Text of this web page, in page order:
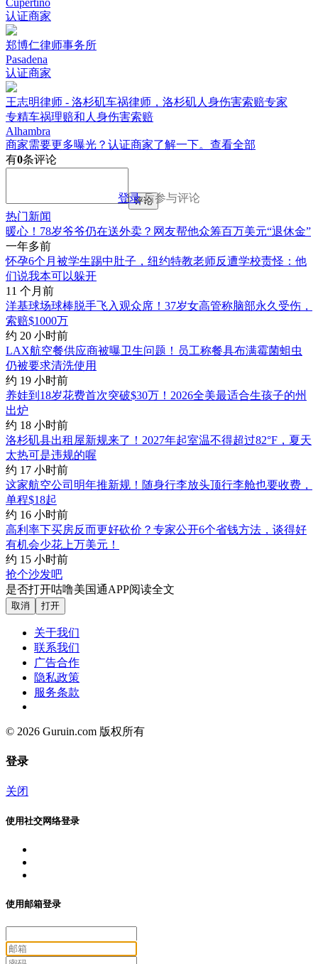
认证商家
郑博仁律师事务所
Pasadena
认证商家
王志明律师 - 洛杉矶车祸律师，洛杉矶人身伤害索赔专家
专精车祸理赔和人身伤害索赔
Alhambra
商家需要更多曝光？认证商家了解一下。 查看全部
有0条评论
登录后参与评论
评论
热门新闻
暖心！78岁爷爷仍在送外卖？网友帮他众筹百万美元“退休金”
一年多前
怀孕6个月被学生踢中肚子，纽约特教老师反遭学校责怪：他
们说我本可以躲开
11 个月前
洋基球场球棒脱手飞入观众席！37岁女高管称脑部永久受伤，
索赔$1000万
约 20 小时前
LAX航空餐供应商被曝卫生问题！员工称餐具布满霉菌蛆虫
仍被要求清洗使用
约 19 小时前
养娃到18岁花费首次突破$30万！2026全美最适合生孩子的州
出炉
约 18 小时前
洛杉矶县出租屋新规来了！2027年起室温不得超过82°F，夏天
太热可是违规的喔
约 17 小时前
这家航空公司明年推新规！随身行李放头顶行李舱也要收费，
单程$18起
约 16 小时前
高利率下买房反而更好砍价？专家公开6个省钱方法，谈得好
有机会少花上万美元！
约 15 小时前
抢个沙发吧
是否打开咕噜美国通APP阅读全文
取消 打开
关于我们
联系我们
广告合作
隐私政策
服务条款
© 2026 Guruin.com 版权所有
登录
关闭
使用社交网络登录
使用邮箱登录